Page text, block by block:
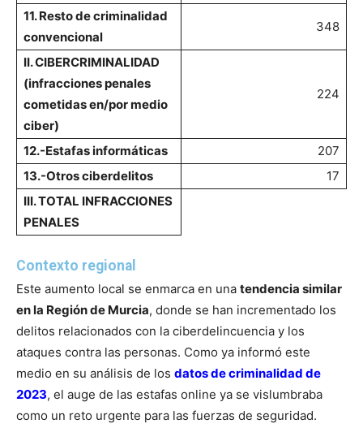
11. Resto de criminalidad
convencional
348
II. CIBERCRIMINALIDAD
(infracciones penales
cometidas en/por medio
ciber)
224
12.-Estafas informáticas
207
13.-Otros ciberdelitos
17
III. TOTAL INFRACCIONES
PENALES
Contexto regional
Este aumento local se enmarca en una tendencia similar
en la Región de Murcia, donde se han incrementado los
delitos relacionados con la ciberdelincuencia y los
ataques contra las personas. Como ya informó este
medio en su análisis de los datos de criminalidad de
2023, el auge de las estafas online ya se vislumbraba
como un reto urgente para las fuerzas de seguridad.